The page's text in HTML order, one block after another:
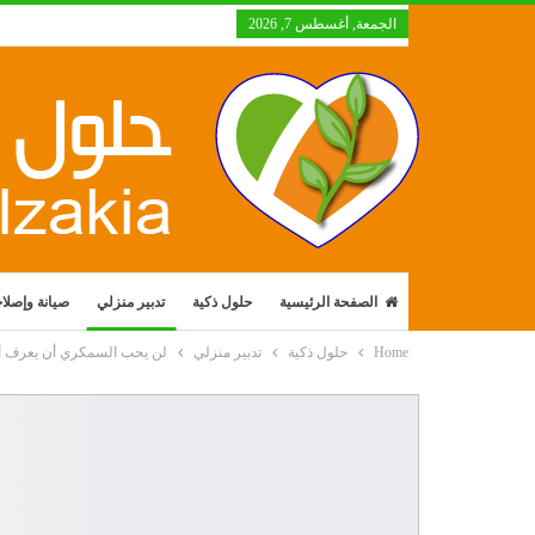
الجمعة, أغسطس 7, 2026
الصفحة الرئيسية حلول ذكية تدبير منزلي صيانة
Home حلول ذكية تدبير منزلي لن يحب السمكري أن يعرف